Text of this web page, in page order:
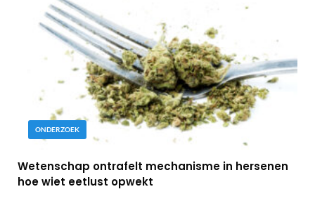
ONDERZOEK
Wetenschap ontrafelt mechanisme in hersenen
hoe wiet eetlust opwekt